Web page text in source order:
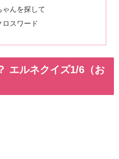
ゃんを探して
ロスワード
エルネクイズ1/6（お